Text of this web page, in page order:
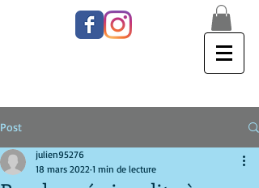
Post
julien95276
18 mars 2022 1 min de lecture